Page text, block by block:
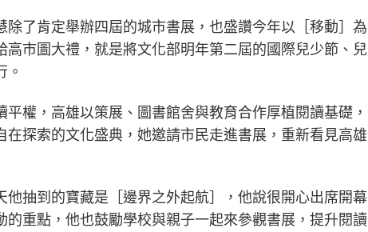
了肯定舉辦四屆的城市書展，也盛讚今年以［移動］為
市圖大禮，就是將文化部明年第二屆的國際兒少節、兒
。
權，高雄以策展、圖書館舍與教育合作厚植閱讀基礎，
探索的文化盛典，她邀請市民走進書展，重新看見高雄
抽到的寶藏是［邊界之外起航］，他說很開心出席開幕
重點，他也鼓勵學校與親子一起來參觀書展，提升閱讀